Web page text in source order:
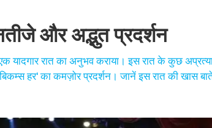
और अद्भुत प्रदर्शन
यादगार रात का अनुभव कराया। इस रात के कुछ
हर' का कमज़ोर प्रदर्शन। जानें इस रात की खास